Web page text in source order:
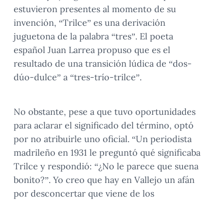
estuvieron presentes al momento de su
invención, “Trilce” es una derivación
juguetona de la palabra “tres”. El poeta
español Juan Larrea propuso que es el
resultado de una transición lúdica de “dos-
dúo-dulce” a “tres-trío-trilce”.
No obstante, pese a que tuvo oportunidades
para aclarar el significado del término, optó
por no atribuirle uno oficial. “Un periodista
madrileño en 1931 le preguntó qué significaba
Trilce y respondió: “¿No le parece que suena
bonito?”. Yo creo que hay en Vallejo un afán
por desconcertar que viene de los